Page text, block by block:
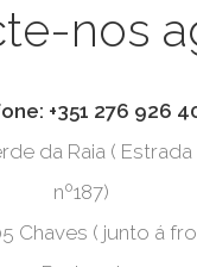
nos
+351 276 926
da Raia (
nº187)
Chaves ( junto á